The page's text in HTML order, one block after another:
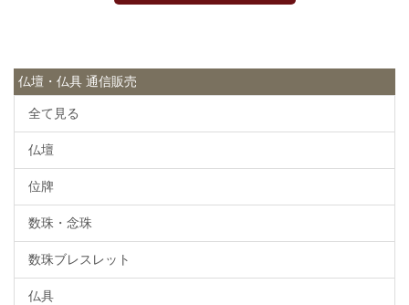
仏壇・仏具 通信販売
全て見る
仏壇
位牌
数珠・念珠
数珠ブレスレット
仏具